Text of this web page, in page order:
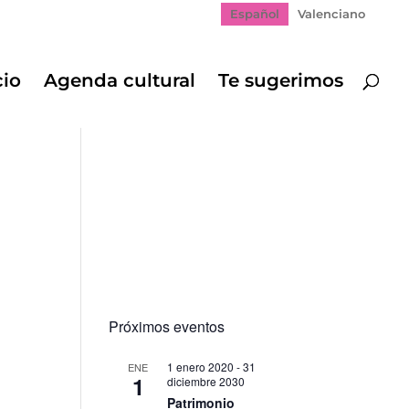
Español Valenciano
Agenda cultural Te sugerimos
Próximos eventos
ENE
1
1 enero 2020 -31
diciembre 2030
Patrimonio